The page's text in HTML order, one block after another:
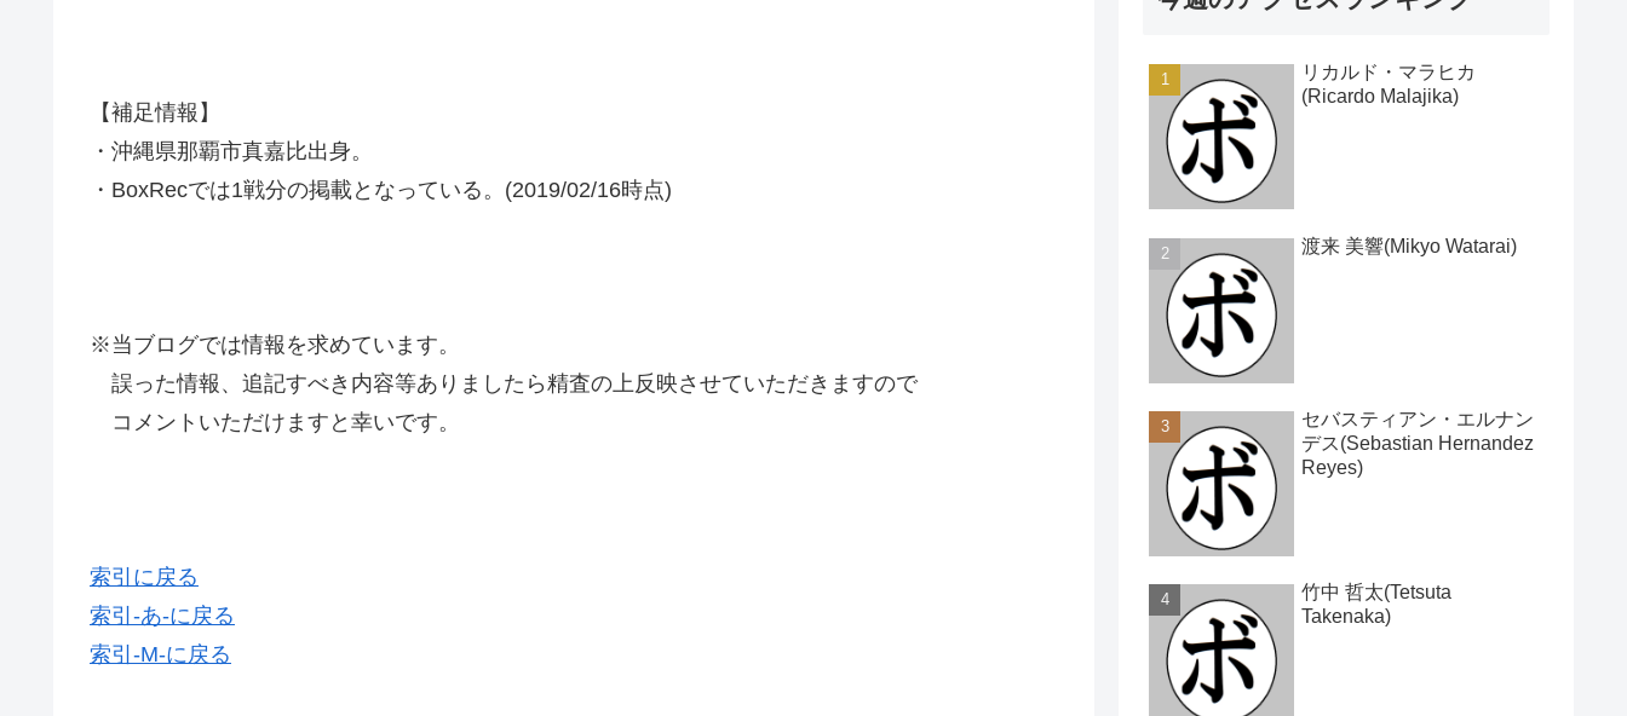
【補足情報】
・沖縄県那覇市真嘉比出身。
・BoxRecでは1戦分の掲載となっている。(2019/02/16時点)
※当ブログでは情報を求めています。
誤った情報、追記すべき内容等ありましたら精査の上反映させていただきますので
コメントいただけますと幸いです。
索引に戻る
索引-あ-に戻る
索引-M-に戻る
リカルド・マラヒカ
(Ricardo Malajika)
渡来 美響(Mikyo Watarai)
セバスティアン・エルナン
デス(Sebastian Hernandez
Reyes)
竹中 哲太(Tetsuta
Takenaka)